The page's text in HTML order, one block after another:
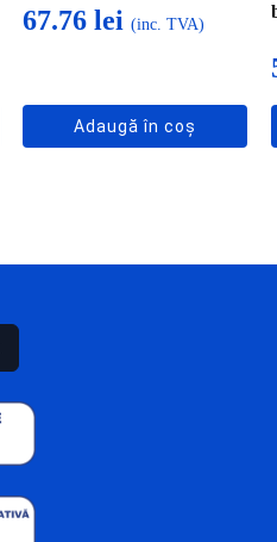
67.76 lei (inc. TVA)
Adaugă în coș